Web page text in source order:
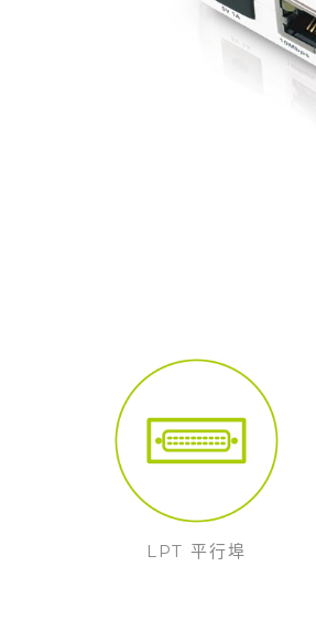
LPT 平行埠